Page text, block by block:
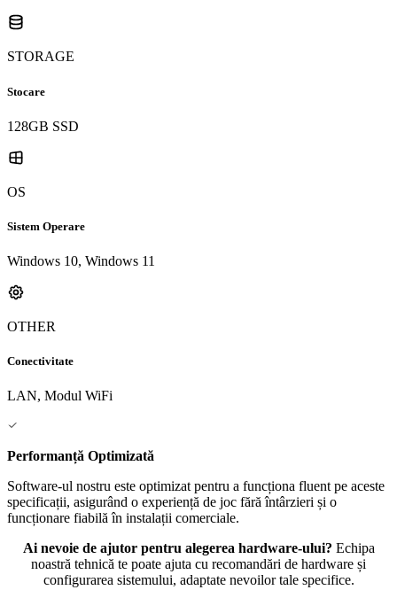
STORAGE
Stocare
128GB SSD
OS
Sistem Operare
Windows 10, Windows 11
OTHER
Conectivitate
LAN, Modul WiFi
Performanță Optimizată
Software-ul nostru este optimizat pentru a funcționa fluent pe aceste
specificații, asigurând o experiență de joc fără întârzieri și o
funcționare fiabilă în instalații comerciale.
Ai nevoie de ajutor pentru alegerea hardware-ului? Echipa
noastră tehnică te poate ajuta cu recomandări de hardware și
configurarea sistemului, adaptate nevoilor tale specifice.